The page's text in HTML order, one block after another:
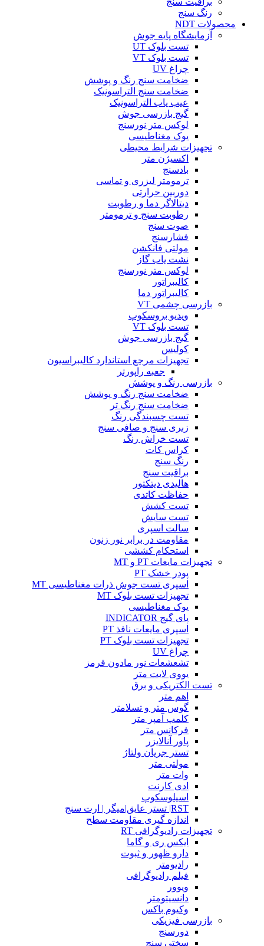
رنگ سنج
محصولات NDT
آزمایشگاه پایه جوش
تست بلوک UT
تست بلوک VT
چراغ UV
ضخامت سنج رنگ و پوشش
ضخامت سنج التراسونیک
عیب یاب التراسونیک
گیج بازرسی جوش
لوکس متر نورسنج
یوک مغناطیسی
تجهیزات شرایط محیطی
اکسیژن متر
بادسنج
ترمومتر لیزری و تماسی
دوربین حرارتی
دیتالاگر دما و رطوبت
رطوبت سنج و ترمومتر
صوت سنج
فشارسنج
مولتی فانکشن
نشت یاب گاز
لوکس متر نورسنج
کالیبراتور
کالیبراتور دما
بازرسی چشمی VT
ویدیو بروسکوپ
تست بلوک VT
گیج بازرسی جوش
کولیس
تجهیزات مرجع استاندارد کالیبراسیون
جعبه راپورتر
بازرسی رنگ و پوشش
ضخامت سنج رنگ و پوشش
ضخامت سنج رنگ تر
تست چسبندگی رنگ
زبری سنج و صافی سنج
تست خراش رنگ
کراس کات
رنگ سنج
براقیت سنج
هالیدی دیتکتور
حفاظت کاتدی
تست کشش
تست سایش
سالت اسپری
مقاومت در برابر نور زنون
استحکام کششی
تجهیزات مایعات PT و MT
پودر خشک PT
اسپری تست جوش ذرات مغناطیسی MT
تجهیزات تست بلوک MT
یوک مغناطیسی
پای گیج INDICATOR
اسپری مایعات نافذ PT
تجهیزات تست بلوک PT
چراغ UV
تشعشعات نور مادون قرمز
یووی لایت متر
تست الکتریکی و برق
اهم متر
گوس متر و تسلامتر
کلمپ آمپر متر
فرکانس متر
پاور آنالایزر
تستر جریان ولتاژ
مولتی متر
وات متر
ادی کارنت
اسیلوسکوپ
RST| تستر عایق|میگر | ارت سنج
اندازه گیری مقاومت سطح
تجهیزات رادیوگرافی RT
ایکس ری و گاما
دارو ظهور و ثبوت
رادیومتر
فیلم رادیوگرافی
ویوور
دانسیتومتر
وکیوم باکس
بازرسی فیزیکی
دورسنج
سختی سنج